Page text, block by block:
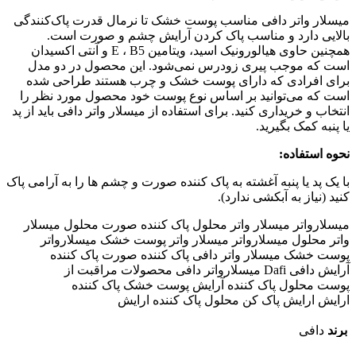
میسلار واتر دافی مناسب پوست خشک تا نرمال قدرت پاک‌کنندگی
بالایی دارد و مناسب پاک کردن آرایش چشم و صورت است.
همچنین حاوی هیالورونیک اسید، ویتامین E ، B5 و آنتی اکسیدان
است که موجب پیری زودرس نمی‌شود. این محصول در دو مدل
برای افرادی که دارای پوست خشک و چرب هستند طراحی شده
است که می‌توانید بر اساس نوع پوست خود محصول مورد نظر را
انتخاب و خریداری کنید. برای استفاده از میسلار واتر دافی باید از پد
یا پنبه کمک بگیرید.
نحوه استفاده:
با یک پد یا پنبه آغشته به پاک کننده صورت و چشم ها را به آرامی پاک
کنید (نیاز به آبکشی ندارد).
میسلارواتر میسلار واتر محلول پاک کننده صورت محلول میسلار
واتر محلول میسلارواتر میسلار واتر پوست خشک میسلارواتر
پوست خشک میسلار واتر دافی پاک کننده صورت پاک کننده
آرایش دافی Dafi میسلارواتر دافی محصولات مراقبت از
پوست محلول پاک کننده آرایش پوست خشک پاک کننده
ارایش ارایش پاک کن محلول پاک کننده ارایش
برند دافی